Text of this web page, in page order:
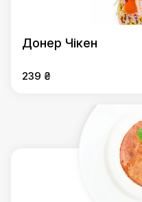
Донер Чікен
239 ₴